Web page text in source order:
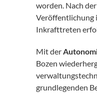
worden. Nach
Veröffentlichung
Inkrafttreten
Mit der
Bozen
grundlegenden